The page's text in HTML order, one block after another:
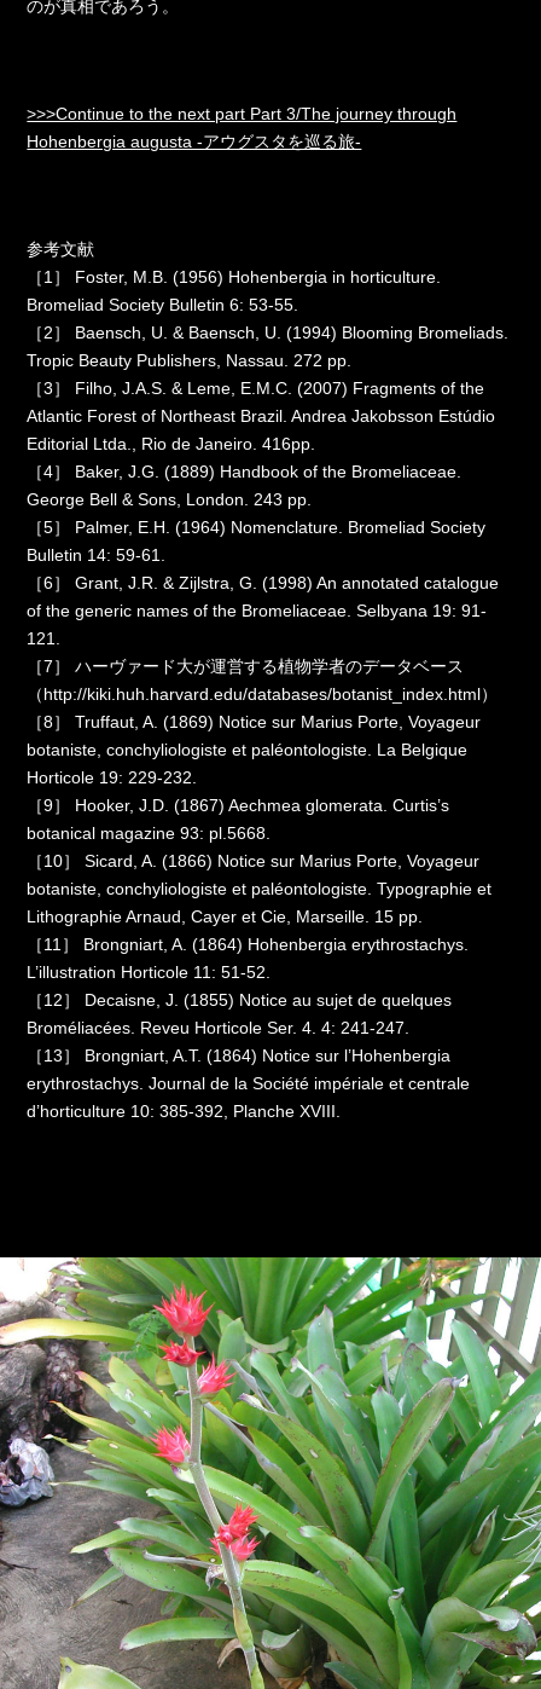
のが真相であろう。
>>>Continue to the next part Part 3/The journey through
Hohenbergia augusta -アウグスタを巡る旅-
参考文献
［1］ Foster, M.B. (1956) Hohenbergia in horticulture.
Bromeliad Society Bulletin 6: 53-55.
［2］ Baensch, U. & Baensch, U. (1994) Blooming Bromeliads.
Tropic Beauty Publishers, Nassau. 272 pp.
［3］ Filho, J.A.S. & Leme, E.M.C. (2007) Fragments of the
Atlantic Forest of Northeast Brazil. Andrea Jakobsson Estúdio
Editorial Ltda., Rio de Janeiro. 416pp.
［4］ Baker, J.G. (1889) Handbook of the Bromeliaceae.
George Bell & Sons, London. 243 pp.
［5］ Palmer, E.H. (1964) Nomenclature. Bromeliad Society
Bulletin 14: 59-61.
［6］ Grant, J.R. & Zijlstra, G. (1998) An annotated catalogue
of the generic names of the Bromeliaceae. Selbyana 19: 91-
121.
［7］ ハーヴァード大が運営する植物学者のデータベース
（http://kiki.huh.harvard.edu/databases/botanist_index.html）
［8］ Truffaut, A. (1869) Notice sur Marius Porte, Voyageur
botaniste, conchyliologiste et paléontologiste. La Belgique
Horticole 19: 229-232.
［9］ Hooker, J.D. (1867) Aechmea glomerata. Curtis’s
botanical magazine 93: pl.5668.
［10］ Sicard, A. (1866) Notice sur Marius Porte, Voyageur
botaniste, conchyliologiste et paléontologiste. Typographie et
Lithographie Arnaud, Cayer et Cie, Marseille. 15 pp.
［11］ Brongniart, A. (1864) Hohenbergia erythrostachys.
L’illustration Horticole 11: 51-52.
［12］ Decaisne, J. (1855) Notice au sujet de quelques
Broméliacées. Reveu Horticole Ser. 4. 4: 241-247.
［13］ Brongniart, A.T. (1864) Notice sur l’Hohenbergia
erythrostachys. Journal de la Société impériale et centrale
d’horticulture 10: 385-392, Planche XVIII.